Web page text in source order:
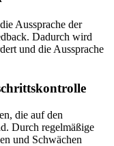
Aussprache der
Dadurch wird
und die Aussprache
die auf den
Durch regelmäßige
und Schwächen